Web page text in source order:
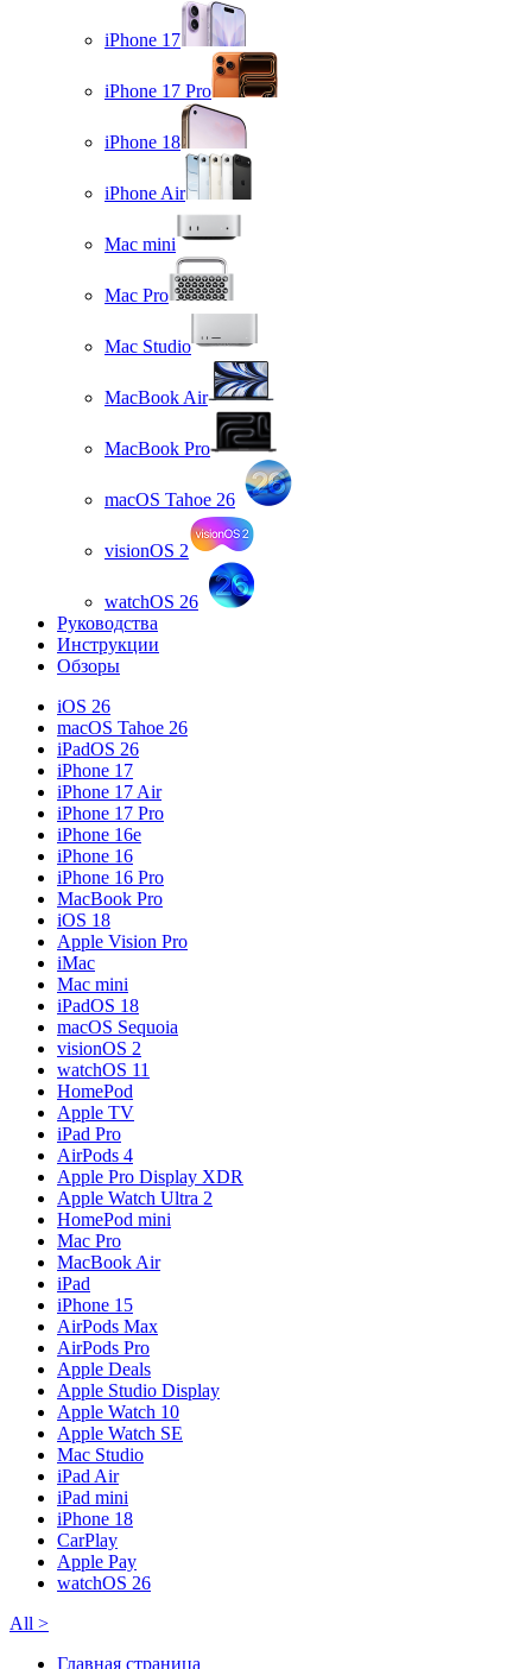
iPhone 17
iPhone 17 Pro
iPhone 18
iPhone Air
Mac mini
Mac Pro
Mac Studio
MacBook Air
MacBook Pro
macOS Tahoe 26
visionOS 2
watchOS 26
Руководства
Инструкции
Обзоры
iOS 26
macOS Tahoe 26
iPadOS 26
iPhone 17
iPhone 17 Air
iPhone 17 Pro
iPhone 16e
iPhone 16
iPhone 16 Pro
MacBook Pro
iOS 18
Apple Vision Pro
iMac
Mac mini
iPadOS 18
macOS Sequoia
visionOS 2
watchOS 11
HomePod
Apple TV
iPad Pro
AirPods 4
Apple Pro Display XDR
Apple Watch Ultra 2
HomePod mini
Mac Pro
MacBook Air
iPad
iPhone 15
AirPods Max
AirPods Pro
Apple Deals
Apple Studio Display
Apple Watch 10
Apple Watch SE
Mac Studio
iPad Air
iPad mini
iPhone 18
CarPlay
Apple Pay
watchOS 26
All >
Главная страница